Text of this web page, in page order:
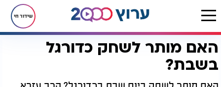
שידור חי
דף הבית יהדות מענה ההלכה העולמי הלכות שבת האם מותר לשחק כדורגל בשבת?האם מותר לשחק כדורגל
בשבת?